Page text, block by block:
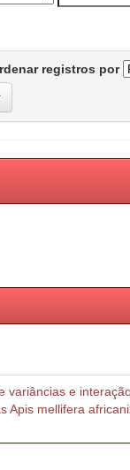
registros por
variâncias e
Apis mellifera